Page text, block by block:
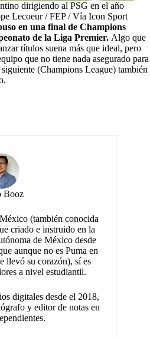
dirigiendo al PSG en el año
Lecoeur / FEP / Vía Icon Sport
en una final de Champions
de la Liga Premier. Algo que
títulos suena más que ideal, pero
que no tiene nada asegurado para
(Champions League) también
Booz
(también conocida
criado e instruido en la
de México desde
aunque no es Puma en
llevó su corazón), sí es
a nivel estudiantil.
digitales desde el 2018,
y editor de notas en